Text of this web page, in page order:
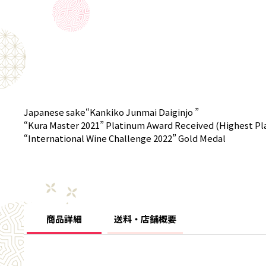
Japanese sake“Kankiko Junmai Daiginjo ”
“Kura Master 2021” Platinum Award Received (Highest
“International Wine Challenge 2022” Gold Medal
商品詳細 送料・店舗概要